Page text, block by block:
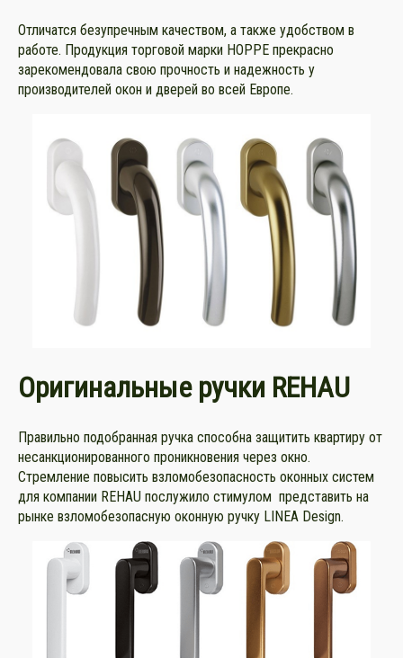
Отличатся безупречным качеством, а также удобством в
работе. Продукция торговой марки HOPPE прекрасно
зарекомендовала свою прочность и надежность у
производителей окон и дверей во всей Европе.
Оригинальные ручки REHAU
Правильно подобранная ручка способна защитить квартиру от
несанкционированного проникновения через окно.
Стремление повысить взломобезопасность оконных систем
для компании REHAU послужило стимулом представить на
рынке взломобезопасную оконную ручку LINEA Design.